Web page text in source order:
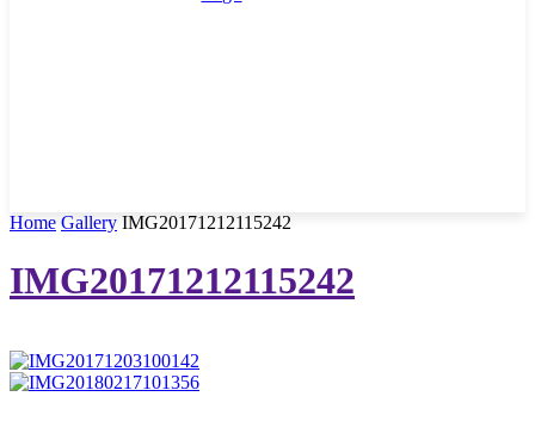
Home Gallery IMG20171212115242
IMG20171212115242